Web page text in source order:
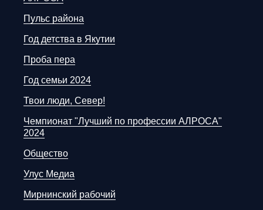
Пульс района
Год детства в Якутии
Проба пера
Год семьи 2024
Твои люди, Север!
Чемпионат "Лучший по профессии АЛРОСА"
2024
Общество
Улус Медиа
Мирнинский рабочий